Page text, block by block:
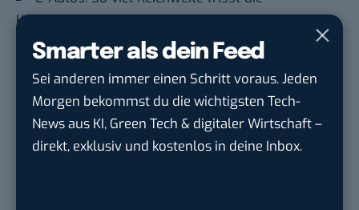
Smarter als dein Feed
Sei anderen immer einen Schritt voraus. Jeden
Morgen bekommst du die wichtigsten Tech-
News aus KI, Green Tech & digitaler Wirtschaft –
direkt, exklusiv und kostenlos in deine Inbox.
Klimaanlage
Amazon-Verpackungen landen trotz Recycling-
Aufdruck oft auf Müllhalde
Studie offenbart: Darum kaufen viele keine E-
Autos – Reichweite nicht das Problem
Aus Wasser und CO2: Start-up produziert